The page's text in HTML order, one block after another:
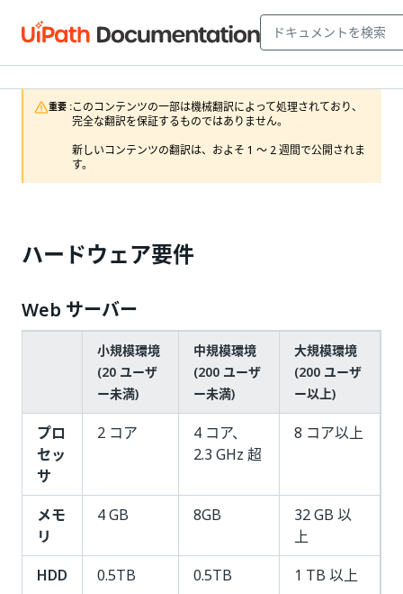
重要 :このコンテンツの一部は機械翻訳によって処理されており、
完全な翻訳を保証するものではありません。
新しいコンテンツの翻訳は、およそ 1 ～ 2 週間で公開されま
す。
ハードウェア要件
Web サーバー
小規模環境
(20 ユーザ
ー未満)
中規模環境
(200 ユーザ
ー未満)
大規模環境
(200 ユーザ
ー以上)
プロ
セッ
サ
2 コア
4 コア、
2.3 GHz 超
8 コア以上
メモ
リ
4 GB 8GB
32 GB 以
上
HDD
0.5TB 0.5TB 1 TB 以上